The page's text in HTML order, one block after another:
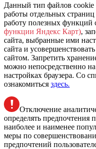
Данный тип файлов cookie
работы отдельных страниц
работу полезных функций
функции Яндекс Карт),
сайта, выбранные ими
сайта и
сайтом. Запретить
можно непосредственно
настройках браузера. Со
ознакомиться здесь.
Отключение
определять предпочтения
наиболее и наименее
меры по
предпочтений